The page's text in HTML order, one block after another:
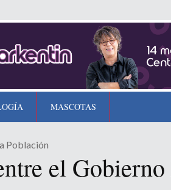
MASCOTAS
Población
el